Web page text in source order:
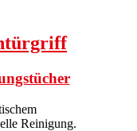
Reinigung.